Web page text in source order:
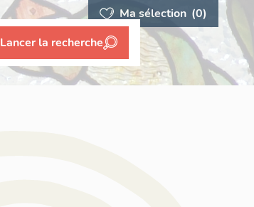
Ma sélection (0)
Lancer la recherche